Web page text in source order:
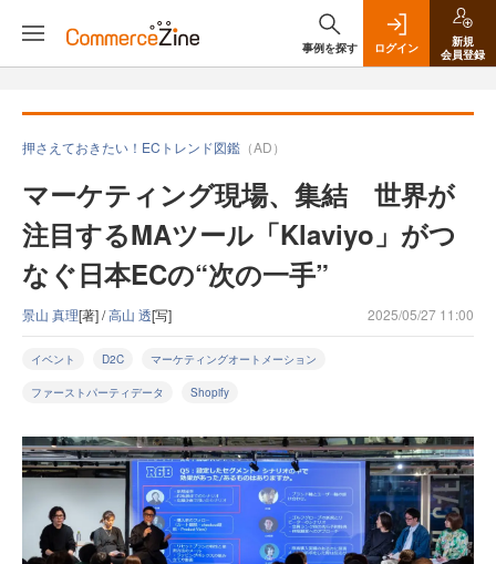
事例を探す ログイン
新規
会員登録
押さえておきたい！ECトレンド図鑑 （AD）
マーケティング現場、集結 世界が
注目するMAツール「Klaviyo」がつ
なぐ日本ECの“次の一手”
景山 真理[著] /高山 透[写] 2025/05/27 11:00
イベント D2C マーケティングオートメーション
ファーストパーティデータ Shopify